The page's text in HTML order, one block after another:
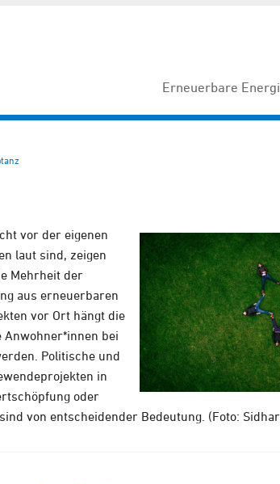
Erneuerbare
vor der eigenen
laut sind, zeigen
Mehrheit der
aus erneuerbaren
vor Ort hängt die
Anwohner*innen bei
Politische und
in
oder
von entscheidender Bedeutung. (Foto: